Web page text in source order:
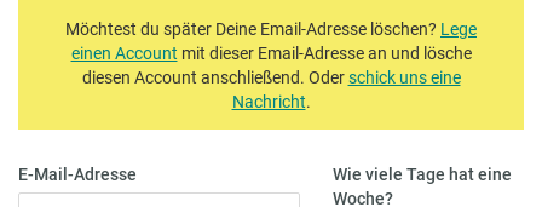
Möchtest du später Deine Email-Adresse löschen? Lege
einen Account mit dieser Email-Adresse an und lösche
diesen Account anschließend. Oderschick uns eine
Nachricht.
E-Mail-Adresse
Wie viele Tage hat eine
Woche?